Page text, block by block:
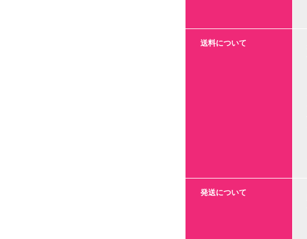
送料について
発送について